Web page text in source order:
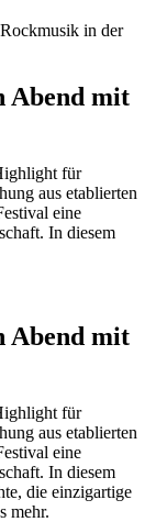
in der
Abend mit
für
aus etablierten
eine
In diesem
Abend mit
für
aus etablierten
eine
In diesem
die einzigartige
mehr.